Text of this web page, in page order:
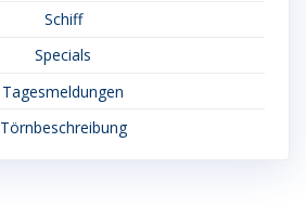
Schiff
Specials
Tagesmeldungen
Törnbeschreibung